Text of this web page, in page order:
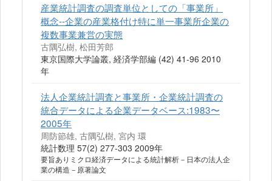
産業統計調査の調査単位としての「事業所」
概念--企業の産業格付け特に単一事業所企業の
複数事業兼営の実態
古隅弘樹, 松田芳郎
東京国際大学論叢, 経済学部編 (42) 41-96 2010
年
法人企業統計調査と事業所・企業統計調査の
統合データによる企業データベース:1983〜
2005年
周防節雄, 古隅弘樹, 宮内 環
統計数理 57(2) 277-303 2009年
要旨ありミクロ経済データによる統計解析－日本の法人企
業の構造－原著論文